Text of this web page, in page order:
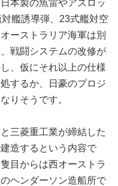
本製の魚雷やアスロッ
艦誘導弾、23式艦対空
ーストラリア海軍は別
戦闘システムの改修が
、仮にそれ以上の仕様
するか、日豪のプロジ
りそうです。
三菱重工業が締結した
造するという内容で
目からは西オーストラ
ヘンダーソン造船所で